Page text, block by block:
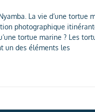
La vie d’une tortue
photographique
tortue marine ? Les
un des éléments les